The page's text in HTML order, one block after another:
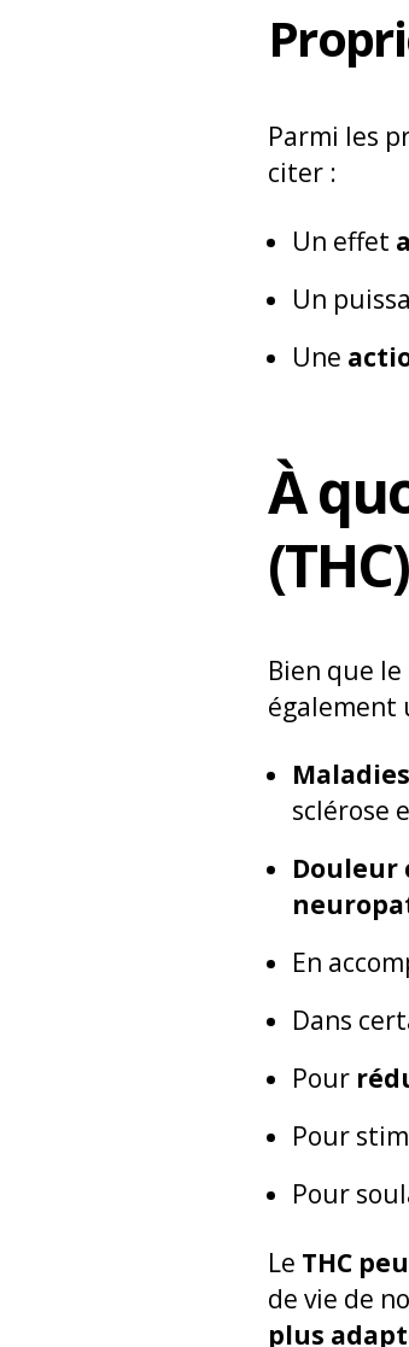
Parmi les
citer :
Un effet
Un
Une
À
Bien que
également
sclérose
Douleur
En
Dans
Pour
Pour
Pour
Le THC
de vie de
plus